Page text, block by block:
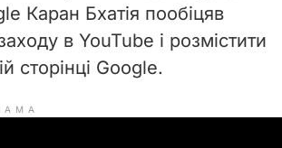
Каран Бхатія пообіцяв
в YouTube і розмістити
сторінці Google.